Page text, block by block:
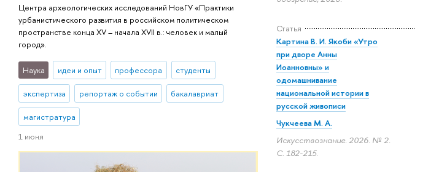
Статья
Картина В. И. Якоби «Утро
при дворе Анны
Иоанновны» и
одомашнивание
национальной истории в
русской живописи
Чукчеева М. А.
Искусствознание. 2026. № 2.
С. 182-215.
Центра археологических исследований НовГУ «Практики
урбанистического развития в российском политическом
пространстве конца XV – начала XVII в.: человек и малый
город».
Наука идеи и опыт профессора студенты
экспертиза репортаж о событии бакалавриат
магистратура
1 июня